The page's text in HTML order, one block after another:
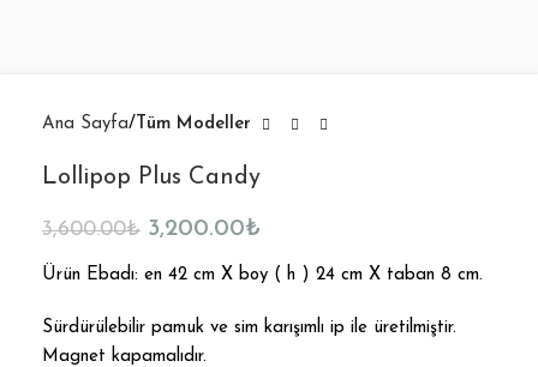
Ana Sayfa Tüm Modeller
Lollipop Plus Candy
3,600.00₺ 3,200.00₺
Ürün Ebadı: en 42 cm X boy ( h ) 24 cm X taban 8 cm.
Sürdürülebilir pamuk ve sim karışımlı ip ile üretilmiştir.
Magnet kapamalıdır.